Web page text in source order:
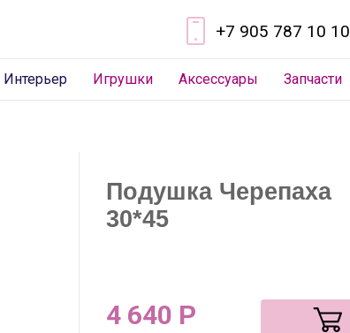
+7 905 787 10 10
Интерьер Игрушки Аксессуары Запчасти
Подушка Черепаха
30*45
4 640 Р